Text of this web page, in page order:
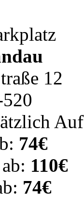
12
74€
110€
74€